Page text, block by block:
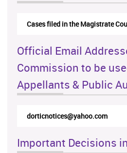
Cases filed in the Magistrate
Official Email
Commission to be
Appellants & Public
dorticnotices@yahoo.com
Important Decisions